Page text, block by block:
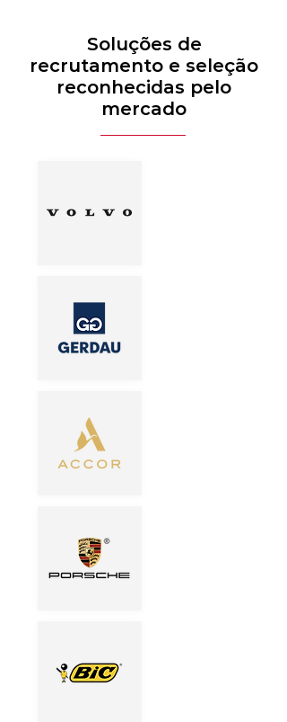
Soluções de
recrutamento e seleção
reconhecidas pelo
mercado